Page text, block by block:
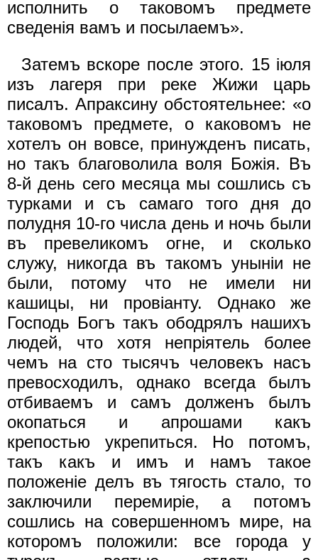
исполнить о таковомъ предмете
сведенiя вамъ и посылаемъ».
Затемъ вскоре после этого. 15 iюля
изъ лагеря при реке Жижи царь
писалъ. Апраксину обстоятельнее: «о
таковомъ предмете, о каковомъ не
хотелъ он вовсе, принужденъ писать,
но такъ благоволила воля Божiя. Въ
8-й день сего месяца мы сошлись съ
турками и съ самаго того дня до
полудня 10-го числа день и ночь были
въ превеликомъ огне, и сколько
служу, никогда въ такомъ унынiи не
были, потому что не имели ни
кашицы, ни провiанту. Однако же
Господь Богъ такъ ободрялъ нашихъ
людей, что хотя непрiятель более
чемъ на сто тысячъ человекъ насъ
превосходилъ, однако всегда былъ
отбиваемъ и самъ долженъ былъ
окопаться и апрошами какъ
крепостью укрепиться. Но потомъ,
такъ какъ и имъ и намъ такое
положенiе делъ въ тягость стало, то
заключили перемирiе, а потомъ
сошлись на совершенномъ мире, на
которомъ положили: все города у